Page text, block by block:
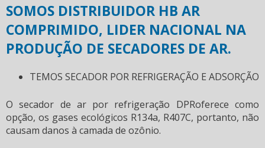
SOMOS DISTRIBUIDOR HB AR
COMPRIMIDO, LIDER NACIONAL NA
PRODUÇÃO DE SECADORES DE AR.
TEMOS SECADOR POR REFRIGERAÇÃO E ADSORÇÃO
O secador de ar por refrigeração DPRoferece como
opção, os gases ecológicos R134a, R407C, portanto, não
causam danos à camada de ozônio.